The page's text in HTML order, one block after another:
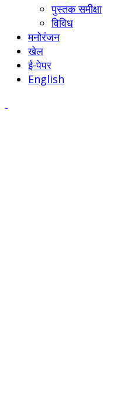
पुस्तक समीक्षा
विविध
मनोरंजन
खेल
ई-पेपर
English